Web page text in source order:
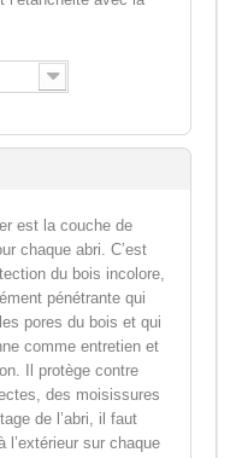
est la couche de
chaque abri. C’est
du bois incolore,
pénétrante qui
pores du bois et qui
comme entretien et
Il protège contre
des moisissures
de l’abri, il faut
l’extérieur sur chaque